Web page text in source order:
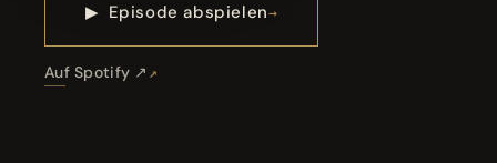
▶ Episode abspielen
Auf Spotify ↗